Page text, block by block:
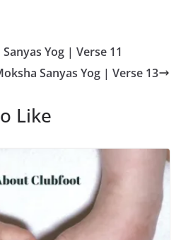
Yog | Verse 11
Sanyas Yog | Verse 13
Like